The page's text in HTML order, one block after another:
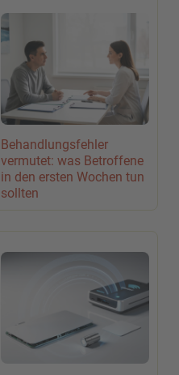
Behandlungsfehler
vermutet: was Betroffene
in den ersten Wochen tun
sollten